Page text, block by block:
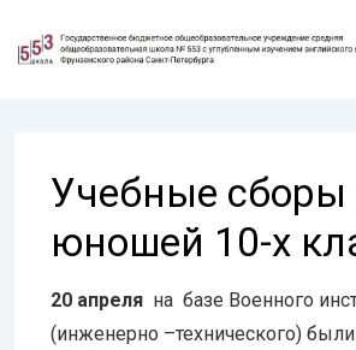
Перейти
Учебные сборы
юношей 10-х
20 апреля на базе Военного
(инженерно –технического)